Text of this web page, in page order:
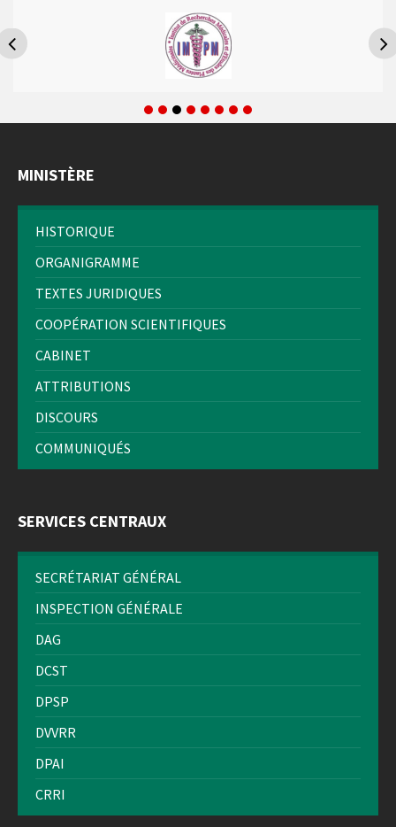
MINISTÈRE
HISTORIQUE
ORGANIGRAMME
TEXTES JURIDIQUES
COOPÉRATION SCIENTIFIQUES
CABINET
ATTRIBUTIONS
DISCOURS
COMMUNIQUÉS
SERVICES CENTRAUX
SECRÉTARIAT GÉNÉRAL
INSPECTION GÉNÉRALE
DAG
DCST
DPSP
DVVRR
DPAI
CRRI